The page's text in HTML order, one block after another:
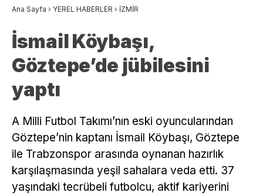
Ana Sayfa › YEREL HABERLER › İZMİR
İsmail Köybaşı,
Göztepe’de jübilesini
yaptı
A Milli Futbol Takımı’nın eski oyuncularından
Göztepe’nin kaptanı İsmail Köybaşı, Göztepe
ile Trabzonspor arasında oynanan hazırlık
karşılaşmasında yeşil sahalara veda etti. 37
yaşındaki tecrübeli futbolcu, aktif kariyerini